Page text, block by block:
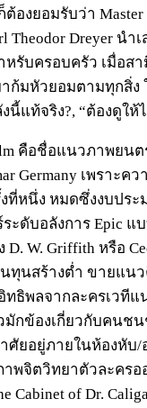
องยอมรับว่า Master
Theodor Dreyer นำ
รับครอบครัว เมื่อส
าก้มหัวยอมตามทุกสิ่ง
นี้แท้จริง?, “ต้องดูให้
คือชื่อแนวภาพยน
Germany เพราะค
ที่หนึ่ง หมดซึ่งงบปร
ะดับอลังการ Epic แ
D. W. Griffith หรือ
ทุนสร้างต่ำ ขายแนว
ธิพลจากละครเวทีแ
วมักข้องเกี่ยวกับคนช
าศัยอยู่ภายในห้องหับ
พจิตวิทยาตัวละครอ
Cabinet of Dr.